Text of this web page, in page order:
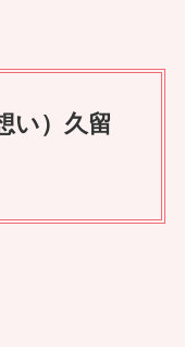
い）久留